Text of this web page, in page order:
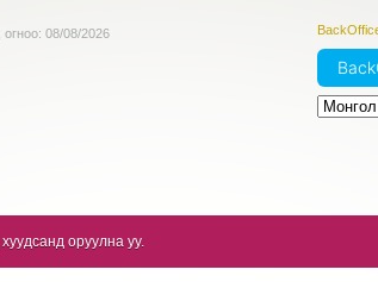
, огноо: 08/08/2026
хуудсанд оруулна уу.